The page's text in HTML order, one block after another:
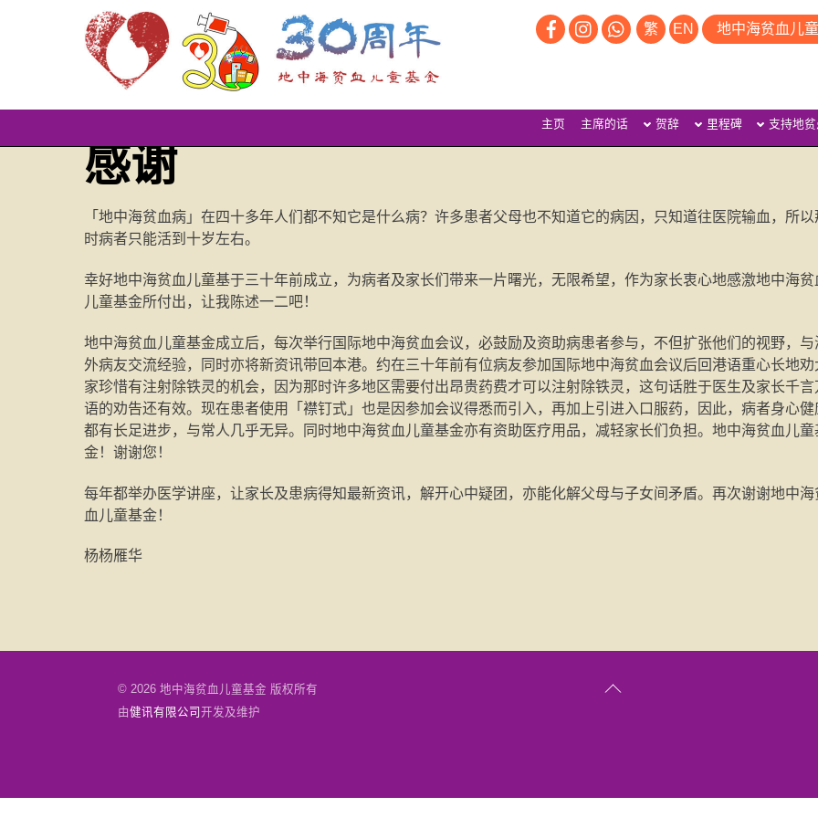
繁 EN 地中海贫血儿
主页 主席的话 贺辞 里程碑 支持地
感谢
「地中海贫血病」在四十多年人们都不知它是什么病？许多患者父母也不知道它的病因，只知道往医院输血，所以
时病者只能活到十岁左右。
幸好地中海贫血儿童基于三十年前成立，为病者及家长们带来一片曙光，无限希望，作为家长衷心地感激地中海贫
儿童基金所付出，让我陈述一二吧！
地中海贫血儿童基金成立后，每次举行国际地中海贫血会议，必鼓励及资助病患者参与，不但扩张他们的视野，与
外病友交流经验，同时亦将新资讯带回本港。约在三十年前有位病友参加国际地中海贫血会议后回港语重心长地劝
家珍惜有注射除铁灵的机会，因为那时许多地区需要付出昂贵药费才可以注射除铁灵，这句话胜于医生及家长千言
语的劝告还有效。现在患者使用「襟钉式」也是因参加会议得悉而引入，再加上引进入口服药，因此，病者身心健
都有长足进步，与常人几乎无异。同时地中海贫血儿童基金亦有资助医疗用品，减轻家长们负担。地中海贫血儿童
金！谢谢您！
每年都举办医学讲座，让家长及患病得知最新资讯，解开心中疑团，亦能化解父母与子女间矛盾。再次谢谢地中海
血儿童基金！
杨杨雁华
Back
© 2026 地中海贫血儿童基金 版权所有
由健讯有限公司开发及维护